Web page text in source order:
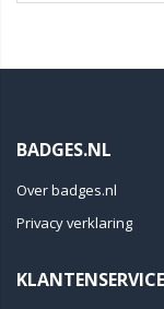
BADGES.NL
Over badges.nl
Privacy verklaring
KLANTENSERVICE